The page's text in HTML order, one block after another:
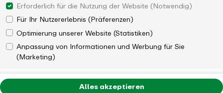
Erforderlich für die Nutzung der Website (Notwendig)
Für Ihr Nutzererlebnis (Präferenzen)
Optimierung unserer Website (Statistiken)
Anpassung von Informationen und Werbung für Sie
(Marketing)
Alles akzeptieren